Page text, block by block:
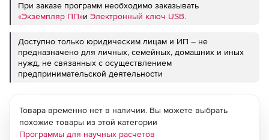
При заказе программ необходимо заказывать
«Экземпляр ПП»и Электронный ключ USB.
Доступно только юридическим лицам и ИП – не
предназначено для личных, семейных, домашних и иных
нужд, не связанных с осуществлением
предпринимательской деятельности
Товара временно нет в наличии. Вы можете выбрать
похожие товары из этой категории
Программы для научных расчетов